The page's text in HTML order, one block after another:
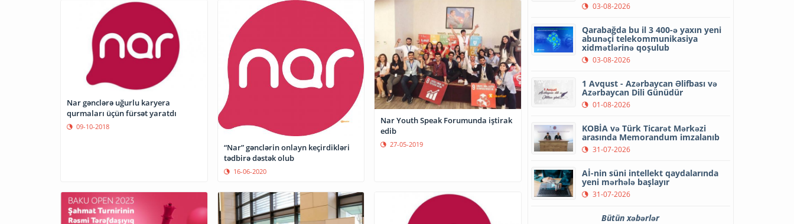
Nar gənclərə uğurlu karyera
qurmaları üçün fürsət yaratdı
09-10-2018
“Nar” gənclərin onlayn keçirdikləri
tədbirə dəstək olub
16-06-2020
Nar Youth Speak Forumunda iştirak
edib
27-05-2019
03-08-2026
Qarabağda bu il 3 400-ə yaxın yeni
abunəçi telekommunikasiya
xidmətlərinə qoşulub
03-08-2026
1 Avqust - Azərbaycan Əlifbası və
Azərbaycan Dili Günüdür
01-08-2026
KOBİA və Türk Ticarət Mərkəzi
arasında Memorandum imzalanıb
31-07-2026
Aİ-nin süni intellekt qaydalarında
yeni mərhələ başlayır
31-07-2026
Bütün xəbərlər